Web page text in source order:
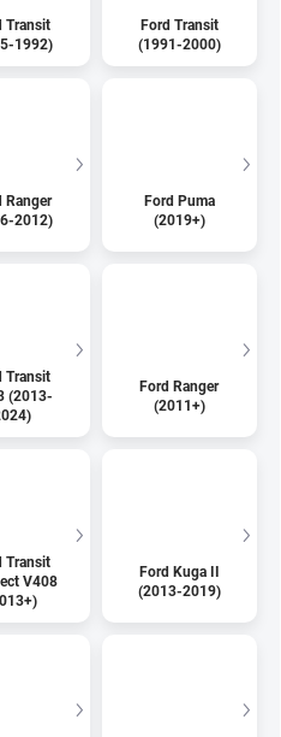
Transit
1992)
Ford Transit
(1991-2000)
Ranger
2012)
Ford Puma
(2019+)
Transit
(2013-
Ford Ranger
(2011+)
Transit
V408
Ford Kuga II
(2013-2019)